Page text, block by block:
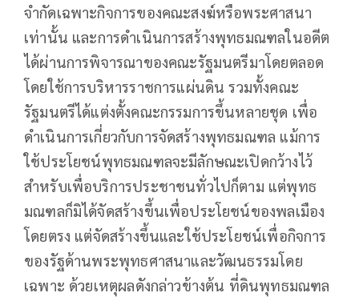
จำกัดเฉพาะกิจการของคณะสงฆ์หรือพระศาสนา
เท่านั้น และการดำเนินการสร้างพุทธมณฑลในอดีต
ได้ผ่านการพิจารณาของคณะรัฐมนตรีมาโดยตลอด
โดยใช้การบริหารราชการแผ่นดิน รวมทั้งคณะ
รัฐมนตรีได้แต่งตั้งคณะกรรมการขึ้นหลายชุด เพื่อ
ดำเนินการเกี่ยวกับการจัดสร้างพุทธมณฑล แม้การ
ใช้ประโยชน์พุทธมณฑลจะมีลักษณะเปิดกว้างไว้
สำหรับเพื่อบริการประชาชนทั่วไปก็ตาม แต่พุทธ
มณฑลก็มิได้จัดสร้างขึ้นเพื่อประโยชน์ของพลเมือง
โดยตรง แต่จัดสร้างขึ้นและใช้ประโยชน์เพื่อกิจการ
ของรัฐด้านพระพุทธศาสนาและวัฒนธรรมโดย
เฉพาะ ด้วยเหตุผลดังกล่าวข้างต้น ที่ดินพุทธมณฑล